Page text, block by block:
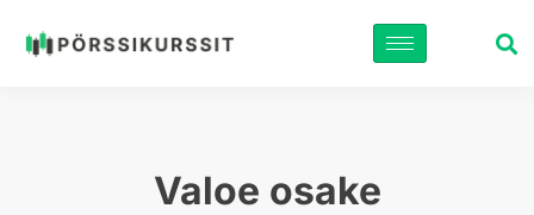
Siirry
Valoe osake